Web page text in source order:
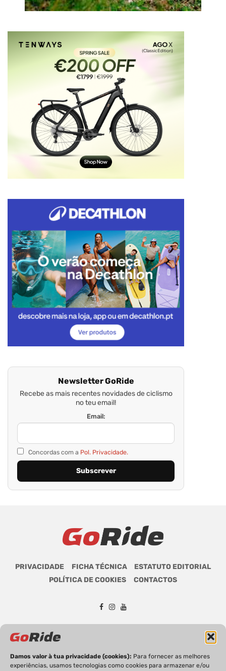
Damos valor à tua privacidade (cookies): Para fornecer as melhores
experiências, usamos tecnologias como cookies para armazenar e/ou
Newsletter GoRide
Recebe as mais recentes novidades de ciclismo
no teu email!
Email:
Concordas com a Pol. Privacidade.
PRIVACIDADE FICHA TÉCNICA
ESTATUTO EDITORIAL
POLÍTICA DE COOKIES
CONTACTOS
GoRide 2026 | Todos os direitos reservados.